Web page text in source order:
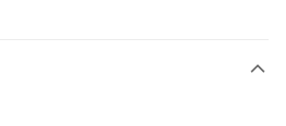
認交易或遇審核未通過，訂單將自動取
，表示未達大哥付你分期系統評分，恕無
上)免運費